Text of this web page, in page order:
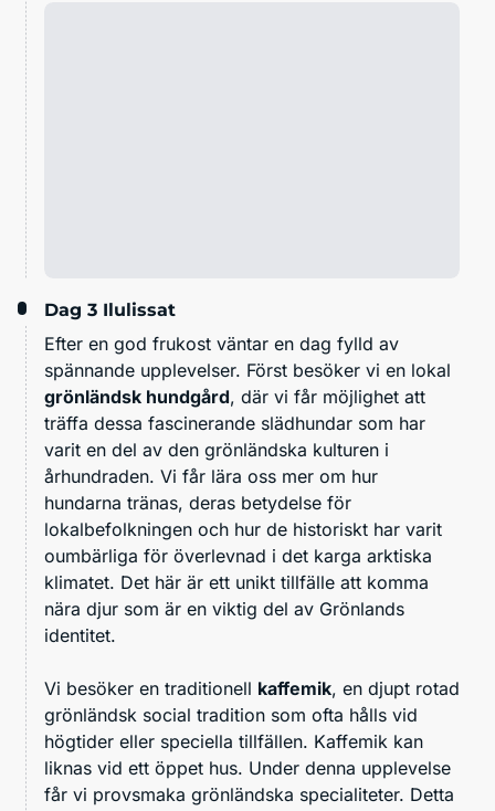
Dag 3 Ilulissat
Efter en god frukost väntar en dag fylld av
spännande upplevelser. Först besöker vi en lokal
grönländsk hundgård, där vi får möjlighet att
träffa dessa fascinerande slädhundar som har
varit en del av den grönländska kulturen i
århundraden. Vi får lära oss mer om hur
hundarna tränas, deras betydelse för
lokalbefolkningen och hur de historiskt har varit
oumbärliga för överlevnad i det karga arktiska
klimatet. Det här är ett unikt tillfälle att komma
nära djur som är en viktig del av Grönlands
identitet.
Vi besöker en traditionell kaffemik, en djupt rotad
grönländsk social tradition som ofta hålls vid
högtider eller speciella tillfällen. Kaffemik kan
liknas vid ett öppet hus. Under denna upplevelse
får vi provsmaka grönländska specialiteter. Detta